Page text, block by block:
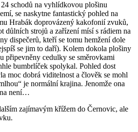
schodů na vyhlídkovou plošinu
se naskytne fantastický pohled na
Hrabák doprovázený kakofonií zvuků,
důlních strojů a zařízení mísí s rádiem na
dispečerů, kteří se tomu hemžení dole
se jim to daří). Kolem dokola plošiny
připevněny cedulky se směrovkami
bumbrlíček spolykal. Pohled dost
moc dobrá viditelnost a člověk se mohl
je normální krajina. Jenomže ona
není…
zajímavým křížem do Černovic, ale